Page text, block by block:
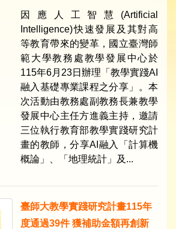
因應人工智慧(Artificial
Intelligence)快速發展及其對高
等教育帶來的變革，國立臺灣師
範大學教務處教學發展中心於
115年6月23日辦理「教學實踐AI
融入基礎專業課程之分享」。本
次活動由教務處副教務長兼教學
發展中心主任方進義主持，邀請
三位執行教育部教學實踐研究計
畫的教師，分享AI融入「計算機
概論」、「地理統計」及...
臺師大教學實踐研究計畫115年
度通過39件 獲補助金額再創新